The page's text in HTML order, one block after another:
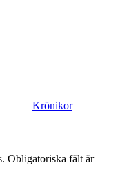
Krönikor
Obligatoriska fält är